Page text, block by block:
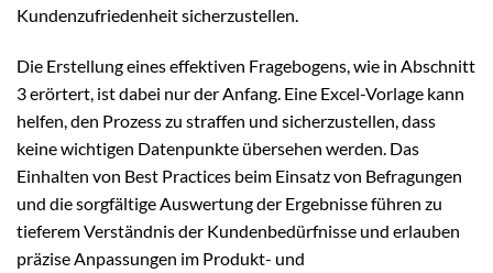
Kundenzufriedenheit sicherzustellen.
Die Erstellung eines effektiven Fragebogens, wie in Abschnitt
3 erörtert, ist dabei nur der Anfang. Eine Excel-Vorlage kann
helfen, den Prozess zu straffen und sicherzustellen, dass
keine wichtigen Datenpunkte übersehen werden. Das
Einhalten von Best Practices beim Einsatz von Befragungen
und die sorgfältige Auswertung der Ergebnisse führen zu
tieferem Verständnis der Kundenbedürfnisse und erlauben
präzise Anpassungen im Produkt- und